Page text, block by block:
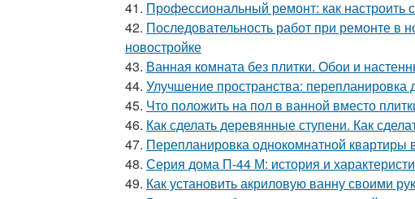
41. Профессиональный ремонт: как настроить
42. Последовательность работ при ремонте в
новостройке
43. Ванная комната без плитки. Обои и
44. Улучшение пространства:
45. Что положить на пол в ванной вместо
46. Как сделать деревянные ступени. Как
47. Перепланировка однокомнатной
48. Серия дома П-44 М: история и
49. Как установить акриловую ванну своими